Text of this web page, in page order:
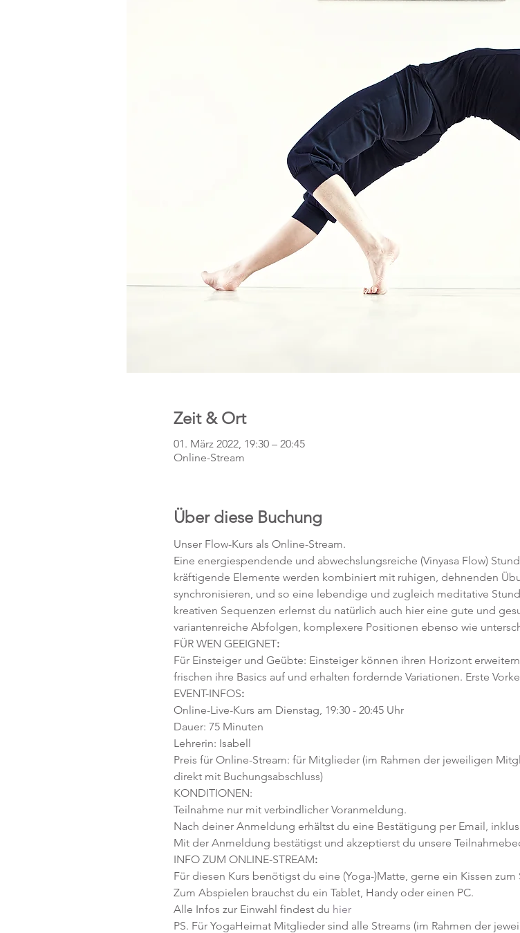
Zeit & Ort
01. März 2022, 19:30 – 20:45
Online-Stream
Über diese Buchung
Unser Flow-Kurs als Online-Stream.
Eine energiespendende und abwechslungsreiche (Vinyasa Flow)
kräftigende Elemente werden kombiniert mit ruhigen, dehnenden
synchronisieren, und so eine lebendige und zugleich meditative
kreativen Sequenzen erlernst du natürlich auch hier eine gute und
variantenreiche Abfolgen, komplexere Positionen ebenso wie
FÜR WEN GEEIGNET:
Für Einsteiger und Geübte: Einsteiger können ihren Horizont
frischen ihre Basics auf und erhalten fordernde Variationen. Erste
EVENT-INFOS:
Online-Live-Kurs am Dienstag, 19:30 - 20:45 Uhr
Dauer: 75 Minuten
Lehrerin: Isabell
Preis für Online-Stream: für Mitglieder (im Rahmen der jeweiligen
direkt mit Buchungsabschluss)
KONDITIONEN:
Teilnahme nur mit verbindlicher Voranmeldung.
Nach deiner Anmeldung erhältst du eine Bestätigung per Email,
Mit der Anmeldung bestätigst und akzeptierst du unsere
INFO ZUM ONLINE-STREAM:
Für diesen Kurs benötigst du eine (Yoga-)Matte, gerne ein Kissen
Zum Abspielen brauchst du ein Tablet, Handy oder einen PC.
Alle Infos zur Einwahl findest du hier
PS. Für YogaHeimat Mitglieder sind alle Streams (im Rahmen der